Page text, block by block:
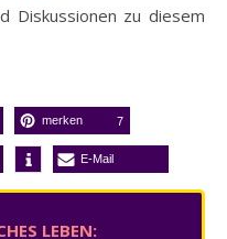
Diskussionen zu diesem
merken 7
E-Mail
LEBEN: